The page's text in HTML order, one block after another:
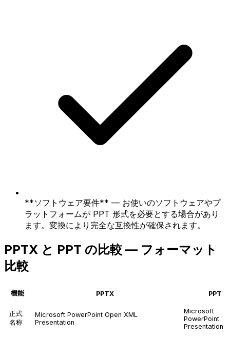
**ソフトウェア要件** — お使いのソフトウェアやプ
ラットフォームが PPT 形式を必要とする場合があり
ます。変換により完全な互換性が確保されます。
PPTX と PPT の比較 — フォーマット
比較
機能 PPTX PPT
正式
名称
Microsoft PowerPoint Open XML
Presentation
Microsoft
PowerPoint
Presentation